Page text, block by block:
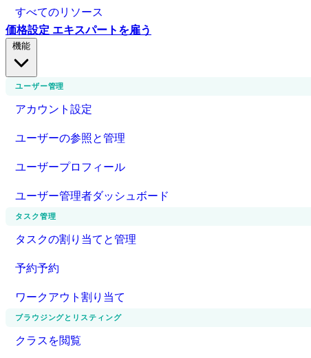
すべてのリソース
価格設定 エキスパートを雇う
ユーザー管理
アカウント設定
ユーザーの参照と管理
ユーザープロフィール
ユーザー管理者ダッシュボード
タスク管理
タスクの割り当てと管理
予約予約
ワークアウト割り当て
ブラウジングとリスティング
クラスを閲覧